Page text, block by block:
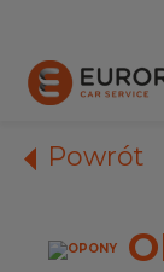
Umów wizytę
Powrót